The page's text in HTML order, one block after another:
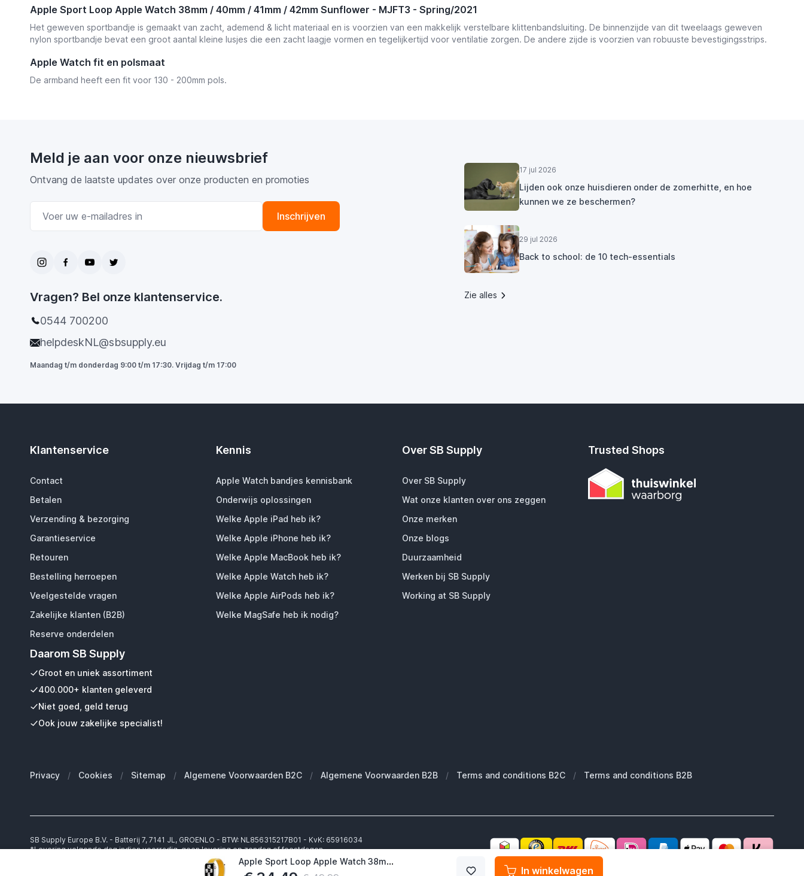
Apple Sport Loop Apple Watch 38mm / 40mm / 41mm / 42mm Sunflower
In winkelwagen
Apple Sport Loop Apple Watch 38mm / 40mm / 41mm / 42mm Sunflower - MJFT3 - Spring/2021
Het geweven sportbandje is gemaakt van zacht, ademend & licht materiaal en is voorzien van een makkelijk verstelbare klittenbandsluiting. De binnenzijde van dit tweelaags geweven
nylon sportbandje bevat een groot aantal kleine lusjes die een zacht laagje vormen en tegelijkertijd voor ventilatie zorgen. De andere zijde is voorzien van robuuste bevestigingsstrips.
Apple Watch fit en polsmaat
De armband heeft een fit voor 130 - 200mm pols.
Meld je aan voor onze nieuwsbrief
Ontvang de laatste updates over onze producten en promoties
Inschrijven
Vragen? Bel onze klantenservice.
0544 700200
helpdeskNL@sbsupply.eu
Maandag t/m donderdag 9:00 t/m 17:30. Vrijdag t/m 17:00
17 jul 2026
Lijden ook onze huisdieren onder de zomerhitte, en hoe
kunnen we ze beschermen?
29 jul 2026
Back to school: de 10 tech-essentials
Zie alles
Klantenservice
Contact
Betalen
Verzending & bezorging
Garantieservice
Retouren
Bestelling herroepen
Veelgestelde vragen
Zakelijke klanten (B2B)
Reserve onderdelen
Daarom SB Supply
Groot en uniek assortiment
400.000+ klanten geleverd
Niet goed, geld terug
Ook jouw zakelijke specialist!
Kennis
Apple Watch bandjes kennisbank
Onderwijs oplossingen
Welke Apple iPad heb ik?
Welke Apple iPhone heb ik?
Welke Apple MacBook heb ik?
Welke Apple Watch heb ik?
Welke Apple AirPods heb ik?
Welke MagSafe heb ik nodig?
Over SB Supply
Over SB Supply
Wat onze klanten over ons zeggen
Onze merken
Onze blogs
Duurzaamheid
Werken bij SB Supply
Working at SB Supply
Trusted Shops
Privacy / Cookies / Sitemap / Algemene Voorwaarden B2C / Algemene Voorwaarden B2B / Terms and conditions B2C / Terms and conditions B2B
SB Supply Europe B.V. - Batterij 7, 7141 JL, GROENLO - BTW: NL856315217B01 - KvK: 65916034
*Levering volgende dag indien voorradig, geen levering op zondag of feestdagen.
Indien na 22:00 wordt besteld, wordt de levertijd met een dag opgeschoven.